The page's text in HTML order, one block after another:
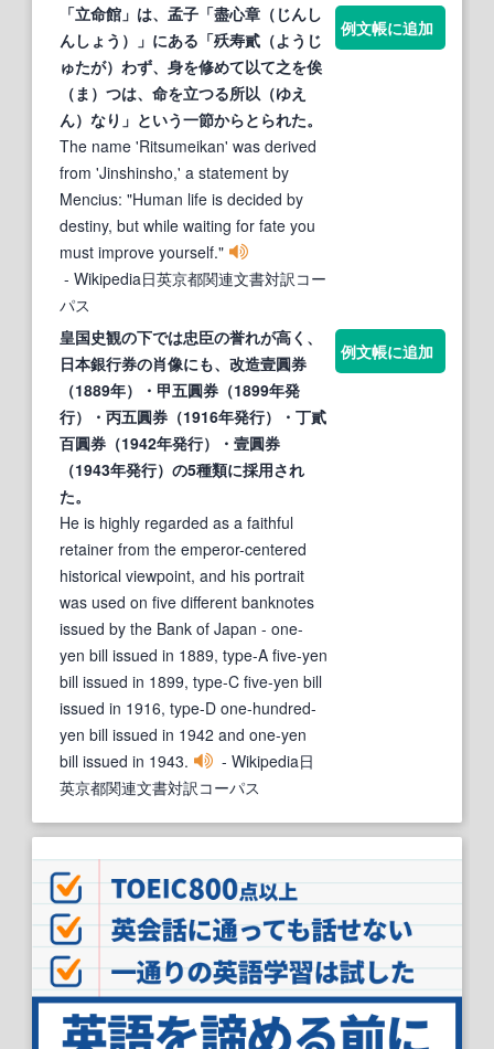
「立命館」は、孟子「盡心章（じんし
んしょう）」にある「殀寿貳 （ようじ
ゅたが）わず、身を修めて以て之を俟
（ま）つは、命を立つる所以（ゆえ
ん）なり」という一節からとられた。
The name 'Ritsumeikan' was derived
from 'Jinshinsho,' a statement by
Mencius: "Human life is decided by
destiny, but while waiting for fate you
must improve yourself."
- Wikipedia日英京都関連文書対訳コー
パス
例文帳に追加
皇国史観の下では忠臣の誉れが高く、
日本銀行券の肖像にも、改造壹圓券
（1889年）・甲五圓券（1899年発
行）・丙五圓券（1916年発行）・丁貳
百圓券（1942年発行）・壹圓券
（1943年発行）の5種類に採用され
た。
He is highly regarded as a faithful
retainer from the emperor-centered
historical viewpoint, and his portrait
was used on five different banknotes
issued by the Bank of Japan - one-
yen bill issued in 1889, type-A five-yen
bill issued in 1899, type-C five-yen bill
issued in 1916, type-D one-hundred-
yen bill issued in 1942 and one-yen
bill issued in 1943.
- Wikipedia日
英京都関連文書対訳コーパス
例文帳に追加